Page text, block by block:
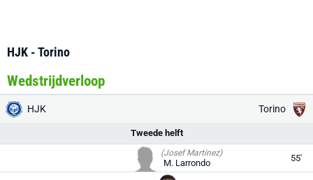
HJK - Torino
Wedstrijdverloop
HJK Torino
Tweede helft
(Josef Martínez)
M. Larrondo 55'